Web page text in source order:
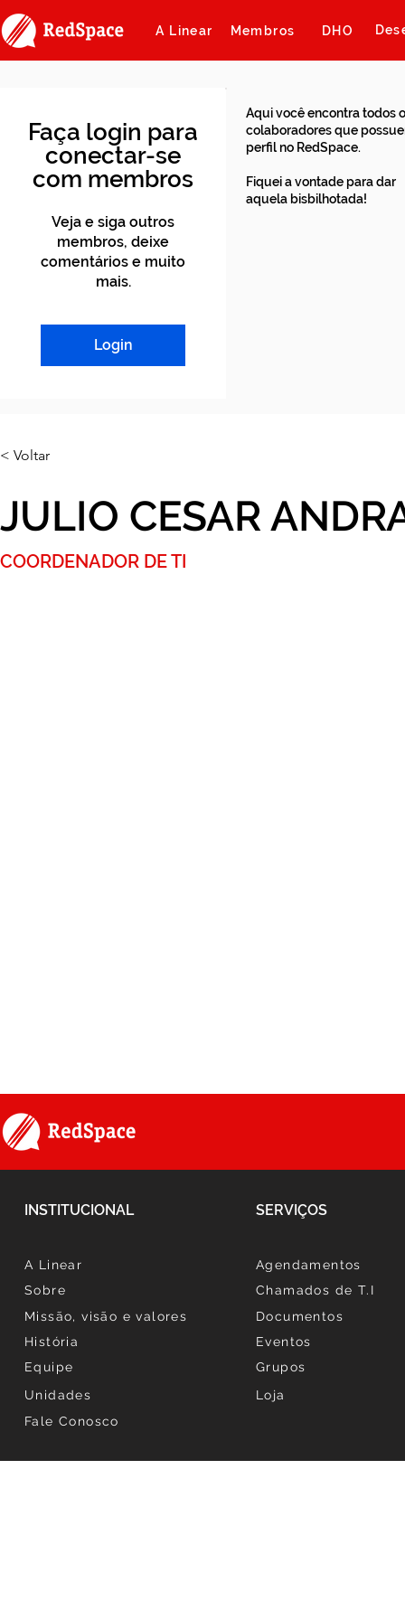
A Linear Membros DHO
Faça login para
conectar-se
com membros
Veja e siga outros
membros, deixe
comentários e muito
mais.
Login
Aqui você encontra todos
colaboradores que
perfil no RedSpace.
Fiquei a vontade para dar
aquela bisbilhotada!
< Voltar
JULIO CESAR
COORDENADOR DE TI
INSTITUCIONAL SERVIÇOS
A Linear
Sobre
Missão, visão e valores
História
Equipe
Unidades
Agendamentos
Chamados de T.I
Documentos
Eventos
Grupos
Loja
Fale Conosco